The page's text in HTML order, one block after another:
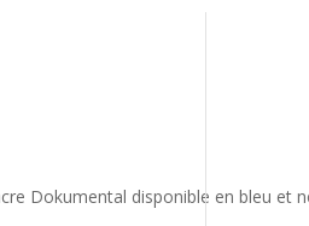
Dokumental disponible en bleu et